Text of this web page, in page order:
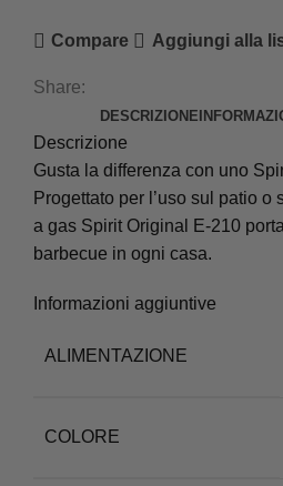
Compare Aggiungi alla
Share:
DESCRIZIONE
Descrizione
Gusta la differenza con uno
Progettato per l’uso sul patio
a gas Spirit Original E-210
barbecue in ogni casa.
Informazioni aggiuntive
ALIMENTAZIONE
COLORE